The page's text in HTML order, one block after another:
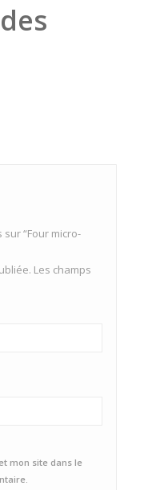
“Four micro-
Les champs
mon site dans le